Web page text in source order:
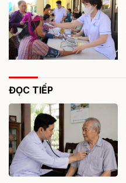
ĐỌC TIẾP